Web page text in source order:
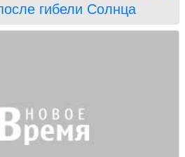
гибели Солнца